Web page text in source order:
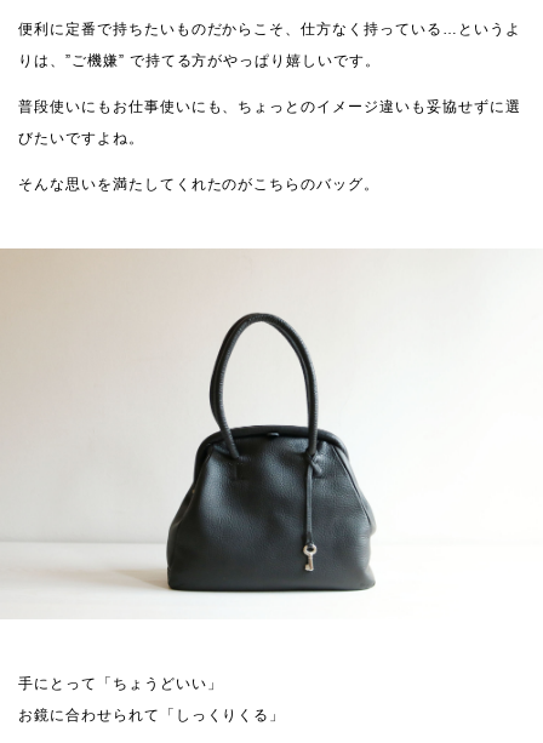
便利に定番で持ちたいものだからこそ、仕方なく持っている…というよ
りは、”ご機嫌” で持てる方がやっぱり嬉しいです。
普段使いにもお仕事使いにも、ちょっとのイメージ違いも妥協せずに選
びたいですよね。
そんな思いを満たしてくれたのがこちらのバッグ。
手にとって「ちょうどいい」
お鏡に合わせられて「しっくりくる」